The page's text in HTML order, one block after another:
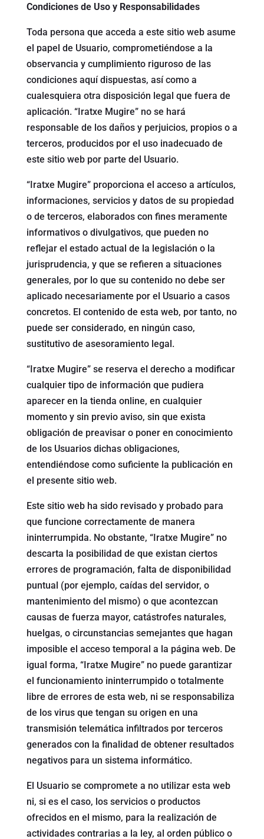
Condiciones de Uso y Responsabilidades
Toda persona que acceda a este sitio web asume
el papel de Usuario, comprometiéndose a la
observancia y cumplimiento riguroso de las
condiciones aquí dispuestas, así como a
cualesquiera otra disposición legal que fuera de
aplicación. “Iratxe Mugire” no se hará
responsable de los daños y perjuicios, propios o a
terceros, producidos por el uso inadecuado de
este sitio web por parte del Usuario.
“Iratxe Mugire” proporciona el acceso a artículos,
informaciones, servicios y datos de su propiedad
o de terceros, elaborados con fines meramente
informativos o divulgativos, que pueden no
reflejar el estado actual de la legislación o la
jurisprudencia, y que se refieren a situaciones
generales, por lo que su contenido no debe ser
aplicado necesariamente por el Usuario a casos
concretos. El contenido de esta web, por tanto, no
puede ser considerado, en ningún caso,
sustitutivo de asesoramiento legal.
“Iratxe Mugire” se reserva el derecho a modificar
cualquier tipo de información que pudiera
aparecer en la tienda online, en cualquier
momento y sin previo aviso, sin que exista
obligación de preavisar o poner en conocimiento
de los Usuarios dichas obligaciones,
entendiéndose como suficiente la publicación en
el presente sitio web.
Este sitio web ha sido revisado y probado para
que funcione correctamente de manera
ininterrumpida. No obstante, “Iratxe Mugire” no
descarta la posibilidad de que existan ciertos
errores de programación, falta de disponibilidad
puntual (por ejemplo, caídas del servidor, o
mantenimiento del mismo) o que acontezcan
causas de fuerza mayor, catástrofes naturales,
huelgas, o circunstancias semejantes que hagan
imposible el acceso temporal a la página web. De
igual forma, “Iratxe Mugire” no puede garantizar
el funcionamiento ininterrumpido o totalmente
libre de errores de esta web, ni se responsabiliza
de los virus que tengan su origen en una
transmisión telemática infiltrados por terceros
generados con la finalidad de obtener resultados
negativos para un sistema informático.
El Usuario se compromete a no utilizar esta web
ni, si es el caso, los servicios o productos
ofrecidos en el mismo, para la realización de
actividades contrarias a la ley, al orden público o